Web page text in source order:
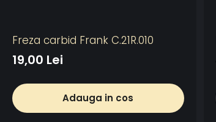
Freza carbid Frank C.21R.010
19,00 Lei
Adauga in cos